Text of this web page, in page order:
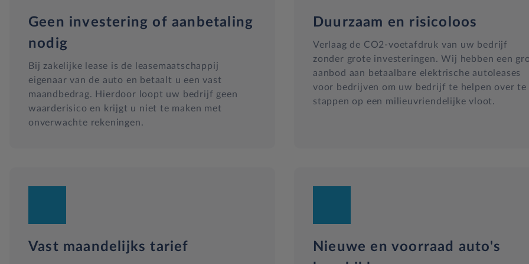
Geen investering of aanbetaling
nodig
Bij zakelijke lease is de leasemaatschappij
eigenaar van de auto en betaalt u een vast
maandbedrag. Hierdoor loopt uw bedrijf geen
waarderisico en krijgt u niet te maken met
onverwachte rekeningen.
Duurzaam en risicoloos
Verlaag de CO2-voetafdruk van uw bedrijf
zonder grote investeringen. Wij hebben een
aanbod aan betaalbare elektrische autoleases
voor bedrijven om uw bedrijf te helpen over te
stappen op een milieuvriendelijke vloot.
Vast maandelijks tarief
Nieuwe en voorraad auto's